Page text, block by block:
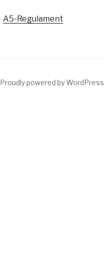
A5-Regulament
Proudly powered by WordPress